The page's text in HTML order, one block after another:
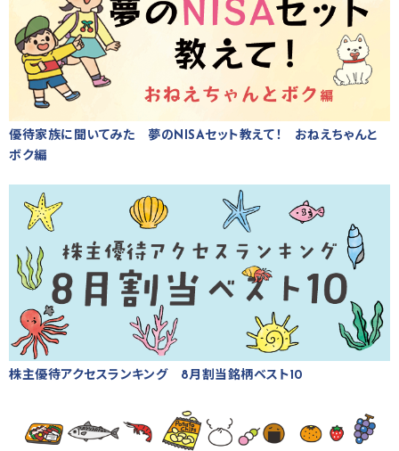
優待家族に聞いてみた 夢のNISAセット教えて！ おねえちゃんと
ボク編
株主優待アクセスランキング 8月割当銘柄ベスト10